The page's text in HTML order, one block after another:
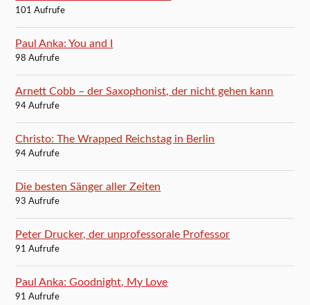
101 Aufrufe
Paul Anka: You and I
98 Aufrufe
Arnett Cobb – der Saxophonist, der nicht gehen kann
94 Aufrufe
Christo: The Wrapped Reichstag in Berlin
94 Aufrufe
Die besten Sänger aller Zeiten
93 Aufrufe
Peter Drucker, der unprofessorale Professor
91 Aufrufe
Paul Anka: Goodnight, My Love
91 Aufrufe